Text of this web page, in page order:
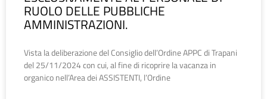
RUOLO DELLE PUBBLICHE
AMMINISTRAZIONI.
Vista la deliberazione del Consiglio dell’Ordine APPC di Trapani
del 25/11/2024 con cui, al fine di ricoprire la vacanza in
organico nell’Area dei ASSISTENTI, l’Ordine